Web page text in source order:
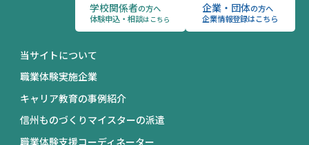
学校関係者の方へ
体験申込・相談はこちら
企業・団体の方へ
企業情報登録はこちら
当サイトについて
職業体験実施企業
キャリア教育の事例紹介
信州ものづくりマイスターの派遣
職業体験支援コーディネーター